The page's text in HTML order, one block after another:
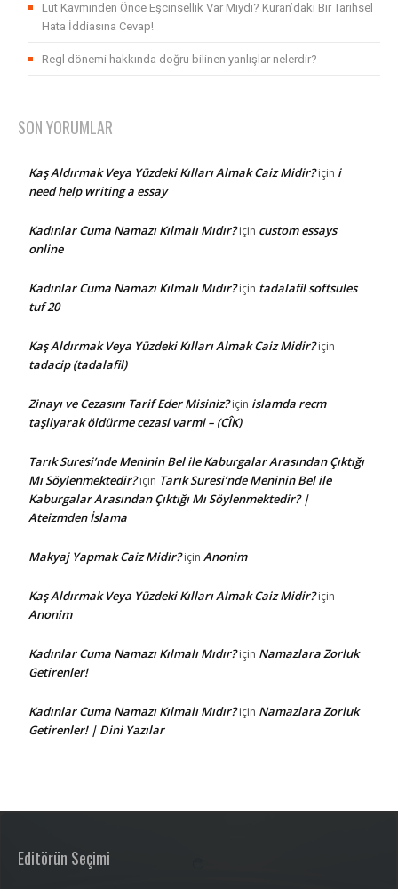
Lut Kavminden Önce Eşcinsellik Var Mıydı? Kuran’daki Bir Tarihsel
Hata İddiasına Cevap!
Regl dönemi hakkında doğru bilinen yanlışlar nelerdir?
SON YORUMLAR
Kaş Aldırmak Veya Yüzdeki Kılları Almak Caiz Midir?için i
need help writing a essay
Kadınlar Cuma Namazı Kılmalı Mıdır?için custom essays
online
Kadınlar Cuma Namazı Kılmalı Mıdır?için tadalafil softsules
tuf 20
Kaş Aldırmak Veya Yüzdeki Kılları Almak Caiz Midir?için
tadacip (tadalafil)
Zinayı ve Cezasını Tarif Eder Misiniz?için islamda recm
taşliyarak öldürme cezasi varmi – (CÎK)
Tarık Suresi’nde Meninin Bel ile Kaburgalar Arasından Çıktığı
Mı Söylenmektedir?için Tarık Suresi’nde Meninin Bel ile
Kaburgalar Arasından Çıktığı Mı Söylenmektedir? |
Ateizmden İslama
Makyaj Yapmak Caiz Midir?için Anonim
Kaş Aldırmak Veya Yüzdeki Kılları Almak Caiz Midir?için
Anonim
Kadınlar Cuma Namazı Kılmalı Mıdır?için Namazlara Zorluk
Getirenler!
Kadınlar Cuma Namazı Kılmalı Mıdır?için Namazlara Zorluk
Getirenler! | Dini Yazılar
Editörün Seçimi